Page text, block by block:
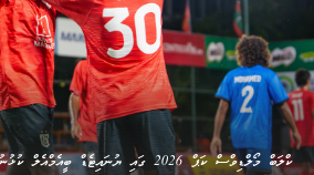
ކްލަބް މޯލްޑިވްސް ކަޕް 2026 ގައި